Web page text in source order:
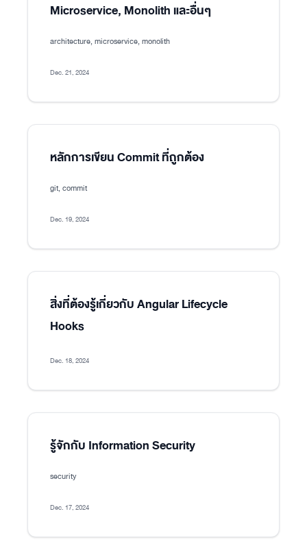
Microservice, Monolith และอื่นๆ
architecture, microservice, monolith
Dec. 21, 2024
หลักการเขียน Commit ที่ถูกต้อง
git, commit
Dec. 19, 2024
สิ่งที่ต้องรู้เกี่ยวกับ Angular Lifecycle
Hooks
Dec. 18, 2024
รู้จักกับ Information Security
security
Dec. 17, 2024